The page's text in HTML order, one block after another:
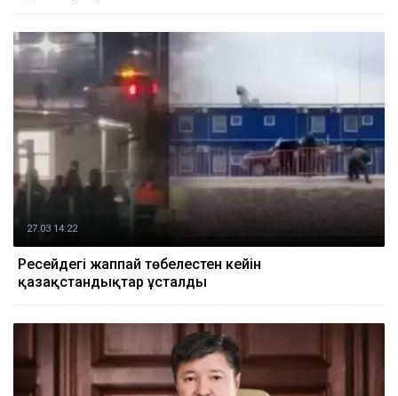
27.03 14:22
Ресейдегі жаппай төбелестен кейін
қазақстандықтар ұсталды